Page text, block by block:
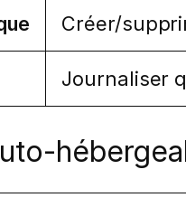
Créer/
Journaliser